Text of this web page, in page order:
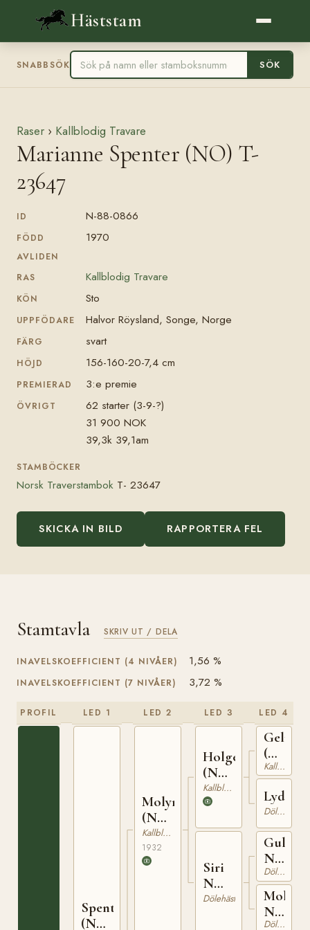
Häststam
SNABBSÖK SÖK
Raser › Kallblodig Travare
Marianne Spenter (NO) T-
23647
ID N-88-0866
FÖDD 1970
AVLIDEN
RAS
Kallblodig Travare
KÖN Sto
UPPFÖDARE Halvor Röysland, Songe, Norge
FÄRG svart
HÖJD 156-160-20-7,4 cm
PREMIERAD 3:e premie
ÖVRIGT
62 starter (3-9-?)
31 900 NOK
39,3k 39,1am
STAMBÖCKER
Norsk Traverstambok T- 23647
SKICKA IN BILD RAPPORTERA FEL
Stamtavla SKRIV UT / DELA
INAVELSKOEFFICIENT (4 NIVÅER) 1,56 %
INAVELSKOEFFICIENT (7 NIVÅER) 3,72 %
PROFIL LED 1
Spenter
(NO)
LED 2
Molyn
(NO)
T-150
Kallblodig Travare
1932
LED 3
Holger
(NO)
T-140
Kallblodig Travare
Siri
N
8483
Dölehäst
LED 4
Gelmin
(NO)
T-
73
Kallblodig Travare
Lydia
Dölehäst
Gullyn
N
679
Dölehäst
Molla
N
Dölehäst